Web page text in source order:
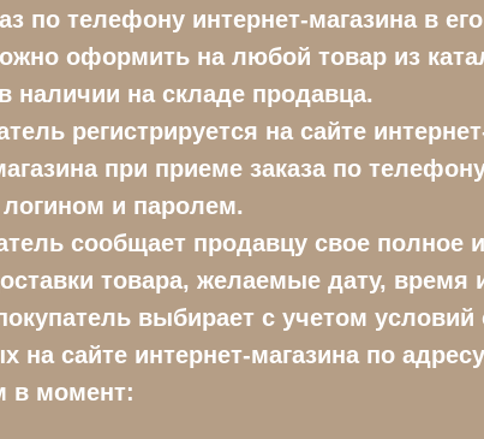
по телефону интернет-магазина в
оформить на любой товар из
наличии на складе продавца.
регистрируется на сайте
при приеме заказа по
и паролем.
сообщает продавцу свое
товара, желаемые дату,
выбирает с учетом
на сайте интернет-магазина по
в момент: